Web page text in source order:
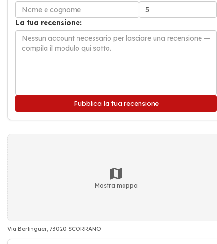
La tua recensione:
Pubblica la tua recensione
Mostra mappa
Via Berlinguer, 73020 SCORRANO